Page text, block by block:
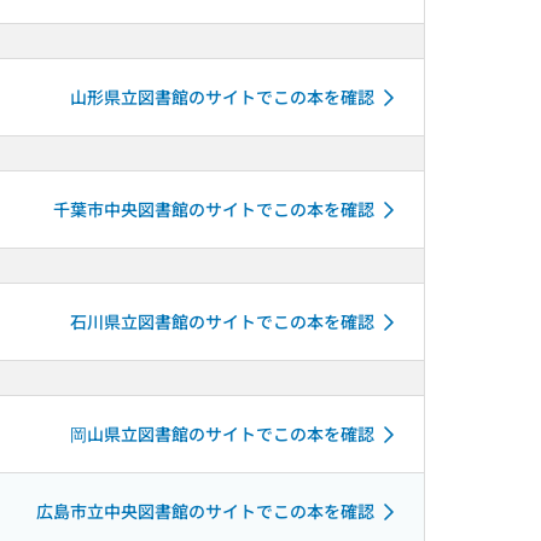
山形県立図書館のサイトでこの本を確認
千葉市中央図書館のサイトでこの本を確認
石川県立図書館のサイトでこの本を確認
岡山県立図書館のサイトでこの本を確認
広島市立中央図書館のサイトでこの本を確認